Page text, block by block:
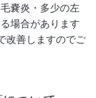
嚢炎・多少の左
場合があります
改善しますのでご